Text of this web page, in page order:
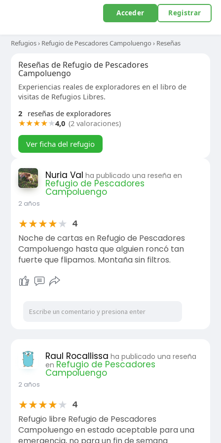
Acceder Registrar
Refugios› Refugio de Pescadores Campoluengo › Reseñas
Reseñas de Refugio de Pescadores
Campoluengo
Experiencias reales de exploradores en el libro de
visitas de Refugios Libres.
2
reseñas de exploradores
★★★★★4,0 (2 valoraciones)
Ver ficha del refugio
Nuria Val ha publicado una reseña en
Refugio de Pescadores
Campoluengo
2 años
★★★★★ 4
Noche de cartas en Refugio de Pescadores
Campoluengo hasta que alguien roncó tan
fuerte que flipamos. Montaña sin filtros.
Raul Rocallissa ha publicado una reseña
en Refugio de Pescadores
Campoluengo
2 años
★★★★★ 4
Refugio libre Refugio de Pescadores
Campoluengo en estado aceptable para una